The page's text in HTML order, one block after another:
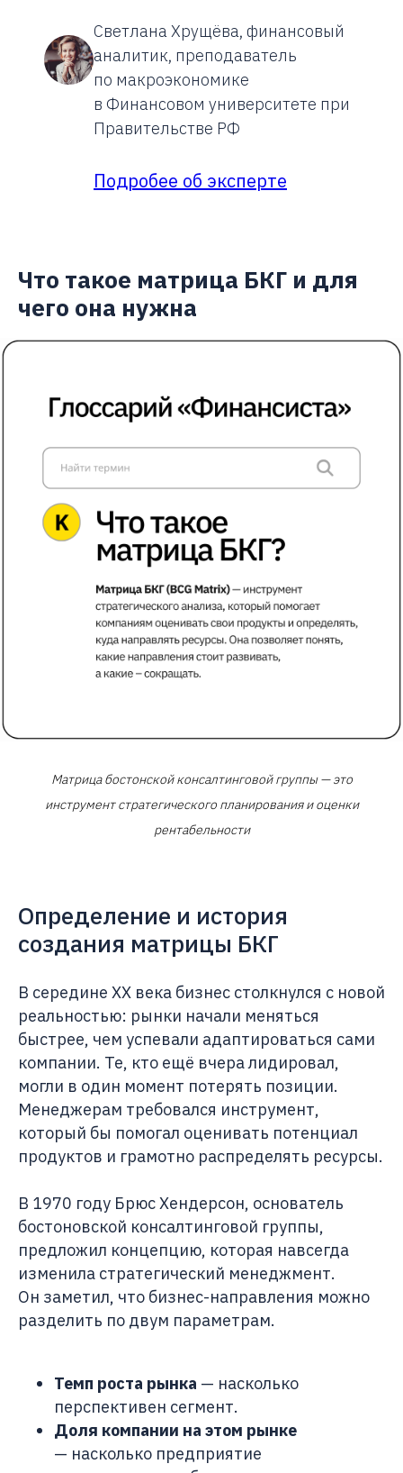
Светлана Хрущёва, финансовый
аналитик, преподаватель
по макроэкономике
в Финансовом университете при
Правительстве РФ
Подробее об эксперте
Что такое матрица БКГ и для
чего она нужна
Матрица бостонской консалтинговой группы — это
инструмент стратегического планирования и оценки
рентабельности
Определение и история
создания матрицы БКГ
В середине XX века бизнес столкнулся с новой
реальностью: рынки начали меняться
быстрее, чем успевали адаптироваться сами
компании. Те, кто ещё вчера лидировал,
могли в один момент потерять позиции.
Менеджерам требовался инструмент,
который бы помогал оценивать потенциал
продуктов и грамотно распределять ресурсы.
В 1970 году Брюс Хендерсон, основатель
бостоновской консалтинговой группы,
предложил концепцию, которая навсегда
изменила стратегический менеджмент.
Он заметил, что бизнес-направления можно
разделить по двум параметрам.
Темп роста рынка — насколько
перспективен сегмент.
Доля компании на этом рынке
— насколько предприятие